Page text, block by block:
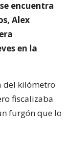
encuentra
Alex
en la
del kilómetro
fiscalizaba
furgón que lo